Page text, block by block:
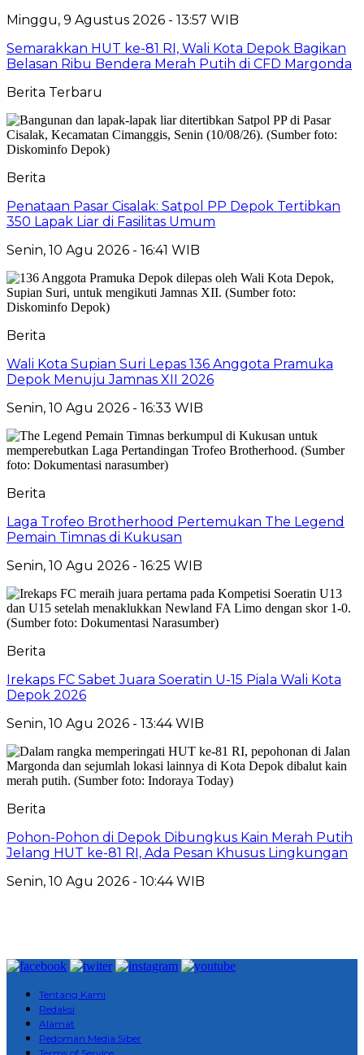
Minggu, 9 Agustus 2026 - 13:57 WIB
Semarakkan HUT ke-81 RI, Wali Kota Depok Bagikan
Belasan Ribu Bendera Merah Putih di CFD Margonda
Berita Terbaru
Berita
Penataan Pasar Cisalak: Satpol PP Depok Tertibkan
350 Lapak Liar di Fasilitas Umum
Senin, 10 Agu 2026 - 16:41 WIB
Berita
Wali Kota Supian Suri Lepas 136 Anggota Pramuka
Depok Menuju Jamnas XII 2026
Senin, 10 Agu 2026 - 16:33 WIB
Berita
Laga Trofeo Brotherhood Pertemukan The Legend
Pemain Timnas di Kukusan
Senin, 10 Agu 2026 - 16:25 WIB
Berita
Irekaps FC Sabet Juara Soeratin U-15 Piala Wali Kota
Depok 2026
Senin, 10 Agu 2026 - 13:44 WIB
Berita
Pohon-Pohon di Depok Dibungkus Kain Merah Putih
Jelang HUT ke-81 RI, Ada Pesan Khusus Lingkungan
Senin, 10 Agu 2026 - 10:44 WIB
Tentang Kami
Redaksi
Alamat
Pedoman Media Siber